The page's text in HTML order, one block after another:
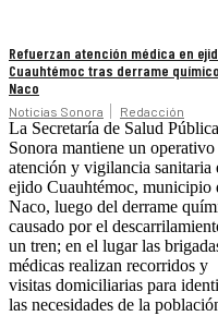
Refuerzan atención médica en
Cuauhtémoc tras derrame
Naco
Noticias Sonora Redacción
La Secretaría de Salud
Sonora mantiene un operativo
atención y vigilancia sanitaria
ejido Cuauhtémoc, municipio
Naco, luego del derrame
causado por el
un tren; en el lugar las
médicas realizan recorridos y
visitas domiciliarias para
las necesidades de la